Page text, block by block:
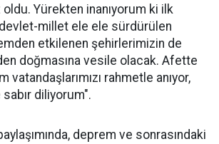
Yürekten inanıyorum ki ilk
millet ele ele sürdürülen
etkilenen şehirlerimizin de
doğmasına vesile olacak. Afette
vatandaşlarımızı rahmetle anıyor,
diliyorum".
deprem ve sonrasındaki